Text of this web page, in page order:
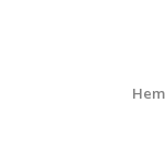
Hem